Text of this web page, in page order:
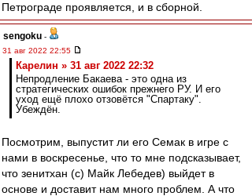
Петрограде проявляется, и в сборной.
sengoku -
31 авг 2022 22:55
Карелин » 31 авг 2022 22:32
Непродление Бакаева - это одна из
стратегических ошибок прежнего РУ. И его
уход ещё плохо отзовётся "Спартаку".
Убеждён.
Посмотрим, выпустит ли его Семак в игре с
нами в воскресенье, что то мне подсказывает,
что зенитхан (с) Майк Лебедев) выйдет в
основе и доставит нам много проблем. А что